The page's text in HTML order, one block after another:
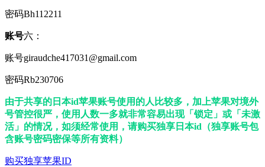
密码Bh112211
账号六：
账号giraudche417031@gmail.com
密码Rb230706
由于共享的日本id苹果账号使用的人比较多，加上苹果对境外
号管控很严，使用人数一多就非常容易出现「锁定」或「未激
活」的情况，如须经常使用，请购买独享日本id（独享账号包
含账号密码密保等所有资料）
购买独享苹果ID